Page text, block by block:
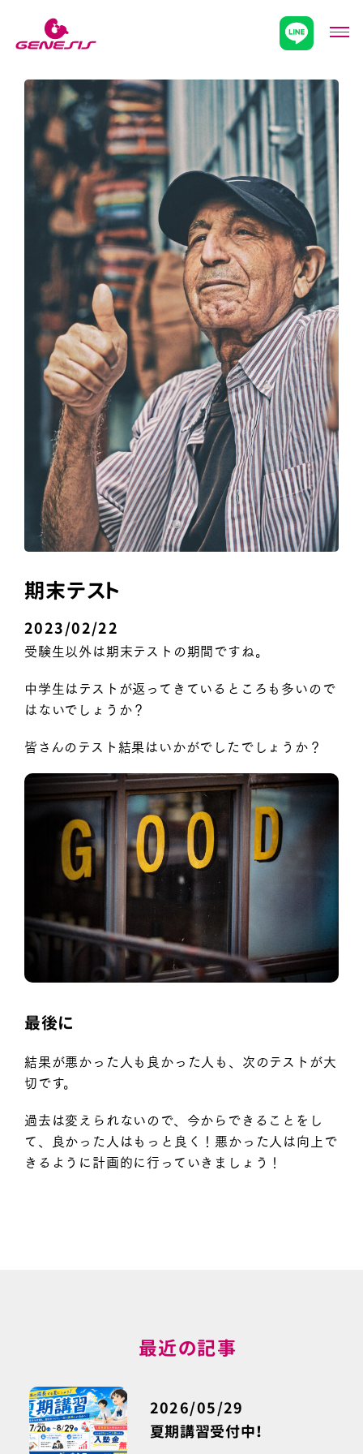
次世代型超個別塾Genesis メニ
期末テスト
2023/02/22
受験生以外は期末テストの期間ですね。
中学生はテストが返ってきているところも多いので
はないでしょうか？
皆さんのテスト結果はいかがでしたでしょうか？
最後に
結果が悪かった人も良かった人も、次のテストが大
切です。
過去は変えられないので、今からできることをし
て、良かった人はもっと良く！悪かった人は向上で
きるように計画的に行っていきましょう！
最近の記事
夏期講習受付中！
2026/05/29